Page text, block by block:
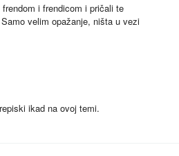
i frendicom i pričali te
velim opažanje, ništa u vezi
ikad na ovoj temi.